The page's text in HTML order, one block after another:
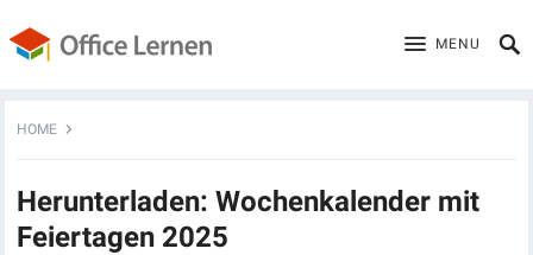
MENU
HOME
Herunterladen: Wochenkalender mit
Feiertagen 2025